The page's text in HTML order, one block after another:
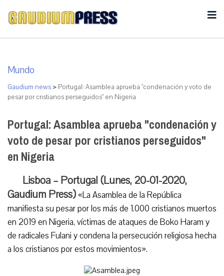
Mundo
Gaudium news > Portugal: Asamblea aprueba "condenación y voto de
pesar por cristianos perseguidos" en Nigeria
Portugal: Asamblea aprueba "condenación y
voto de pesar por cristianos perseguidos"
en Nigeria
Lisboa – Portugal (Lunes, 20-01-2020,
Gaudium Press) «La Asamblea de la República
manifiesta su pesar por los más de 1.000 cristianos muertos
en 2019 en Nigeria, víctimas de ataques de Boko Haram y
de radicales Fulani y condena la persecución religiosa hecha
a los cristianos por estos movimientos».